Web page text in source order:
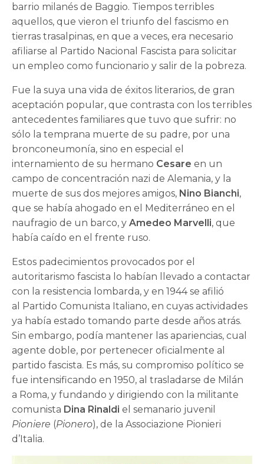
barrio milanés de Baggio. Tiempos terribles
aquellos, que vieron el triunfo del fascismo en
tierras trasalpinas, en que a veces, era necesario
afiliarse al Partido Nacional Fascista para solicitar
un empleo como funcionario y salir de la pobreza.
Fue la suya una vida de éxitos literarios, de gran
aceptación popular, que contrasta con los terribles
antecedentes familiares que tuvo que sufrir: no
sólo la temprana muerte de su padre, por una
bronconeumonía, sino en especial el
internamiento de su hermano Cesare en un
campo de concentración nazi de Alemania, y la
muerte de sus dos mejores amigos, Nino Bianchi,
que se había ahogado en el Mediterráneo en el
naufragio de un barco, yAmedeo Marvelli, que
había caído en el frente ruso.
Estos padecimientos provocados por el
autoritarismo fascista lo habían llevado a contactar
con la resistencia lombarda, y en 1944 se afilió
al Partido Comunista Italiano, en cuyas actividades
ya había estado tomando parte desde años atrás.
Sin embargo, podía mantener las apariencias, cual
agente doble, por pertenecer oficialmente al
partido fascista. Es más, su compromiso político se
fue intensificando en 1950, al trasladarse de Milán
a Roma, y fundando y dirigiendo con la militante
comunista Dina Rinaldi el semanario juvenil
Pioniere (Pionero), de la Associazione Pionieri
d’Italia.